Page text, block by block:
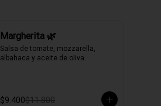
Margherita 🌿
Salsa de tomate, mozzarella,
albahaca y aceite de oliva.
$9.400$11.800